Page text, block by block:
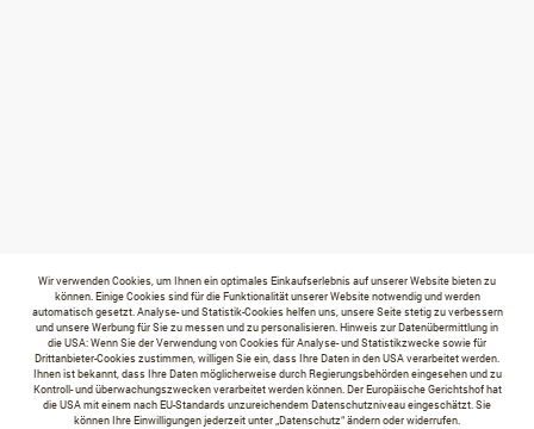
Wir verwenden Cookies, um Ihnen ein optimales Einkaufserlebnis auf unserer Website bieten zu
können. Einige Cookies sind für die Funktionalität unserer Website notwendig und werden
automatisch gesetzt. Analyse- und Statistik-Cookies helfen uns, unsere Seite stetig zu verbessern
und unsere Werbung für Sie zu messen und zu personalisieren. Hinweis zur Datenübermittlung in
die USA: Wenn Sie der Verwendung von Cookies für Analyse- und Statistikzwecke sowie für
Drittanbieter-Cookies zustimmen, willigen Sie ein, dass Ihre Daten in den USA verarbeitet werden.
Ihnen ist bekannt, dass Ihre Daten möglicherweise durch Regierungsbehörden eingesehen und zu
Kontroll- und überwachungszwecken verarbeitet werden können. Der Europäische Gerichtshof hat
die USA mit einem nach EU-Standards unzureichendem Datenschutzniveau eingeschätzt. Sie
können Ihre Einwilligungen jederzeit unter „Datenschutz“ ändern oder widerrufen.